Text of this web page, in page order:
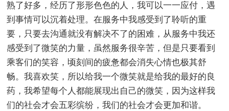
熟了好多，经历了形形色色的人，我可以一一应付，遇
到事情可以沉着处理。在服务中我感受到了聆听的重
要，只要去沟通就没有解决不了的困难，从服务中我还
感受到了微笑的力量，虽然服务很辛苦，但是只要看到
乘客们的笑容，顷刻间的疲惫都会消失心情也极其舒
畅。我喜欢笑，所以给我一个微笑就是给我的最好的良
药，我希望每个人都能展现出自己的微笑，因为这样我
们的社会才会五彩缤纷，我们的社会才会更加和谐。